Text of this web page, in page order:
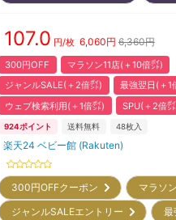
107.0 円/枚 6,060円 6,360円
300円OFF
マラソン11店(＋10倍㌽)
ジャンルSALE(＋2倍㌽)
最強翌日(＋1
ウェブ検索利用(＋1倍㌽)
SPU(＋2倍
924ポイント 送料無料 48枚入
楽天24 ベビー館 (Rakuten)
300円OFFクーポン
マラソ
ジャンルSALEエントリー